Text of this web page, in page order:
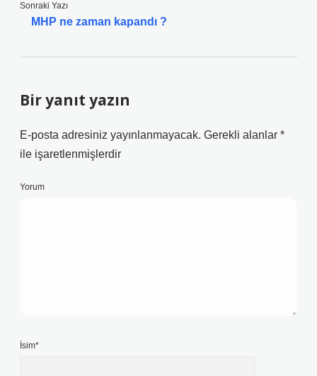
Sonraki Yazı
MHP ne zaman kapandı ?
Bir yanıt yazın
E-posta adresiniz yayınlanmayacak. Gerekli alanlar *
ile işaretlenmişlerdir
Yorum
İsim*